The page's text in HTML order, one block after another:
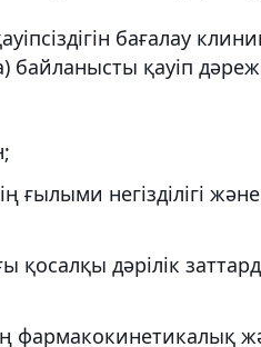
бағалау
байланысты қауіп
негізділігі және
қосалқы дәрілік
фармакокинетикалық